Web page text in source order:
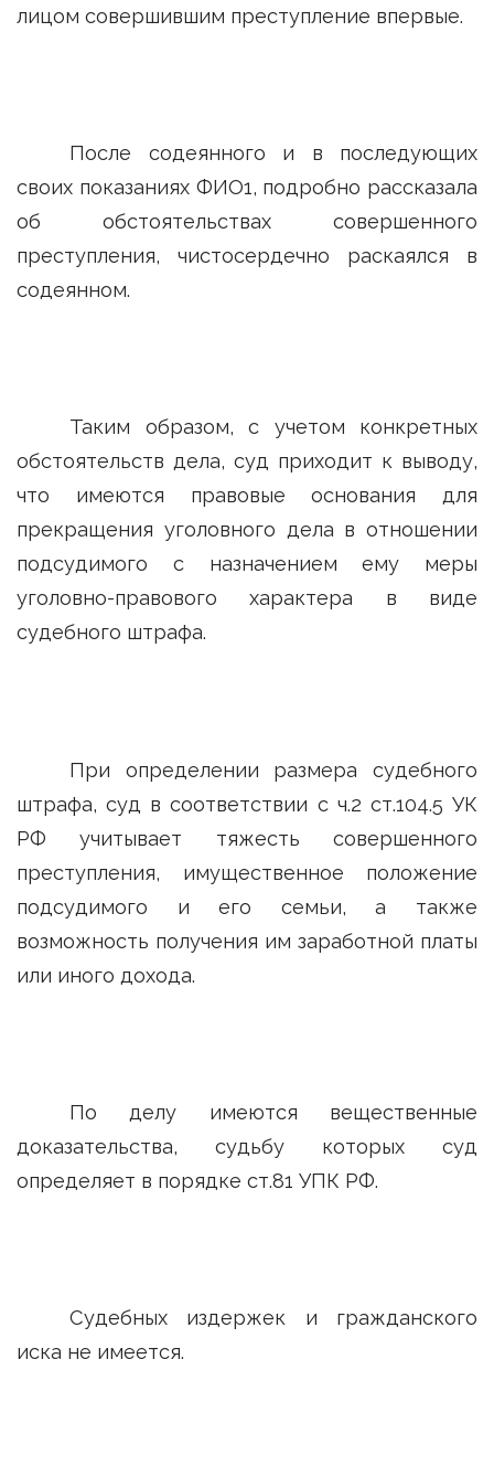
лицом совершившим преступление впервые.
После содеянного и в последующих
своих показаниях ФИО1, подробно рассказала
об обстоятельствах совершенного
преступления, чистосердечно раскаялся в
содеянном.
Таким образом, с учетом конкретных
обстоятельств дела, суд приходит к выводу,
что имеются правовые основания для
прекращения уголовного дела в отношении
подсудимого с назначением ему меры
уголовно-правового характера в виде
судебного штрафа.
При определении размера судебного
штрафа, суд в соответствии с ч.2 ст.104.5 УК
РФ учитывает тяжесть совершенного
преступления, имущественное положение
подсудимого и его семьи, а также
возможность получения им заработной платы
или иного дохода.
По делу имеются вещественные
доказательства, судьбу которых суд
определяет в порядке ст.81 УПК РФ.
Судебных издержек и гражданского
иска не имеется.